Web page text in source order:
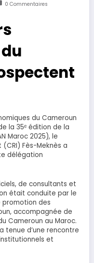
0 Commentaires
du Cameroun
la 35ᵉ édition de la
Maroc 2025), le
Fès-Meknès a
délégation
de consultants et
était conduite par le
promotion des
accompagnée de
Cameroun au Maroc.
d’une rencontre
et